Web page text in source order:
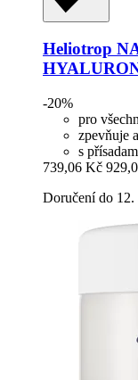
Heliotrop
-20%
pro
zpevňuje
s
739,06 Kč
Doručení do 12.